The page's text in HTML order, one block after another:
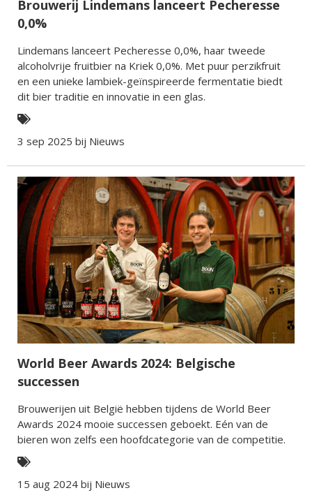
Brouwerij Lindemans lanceert Pecheresse
0,0%
Lindemans lanceert Pecheresse 0,0%, haar tweede
alcoholvrije fruitbier na Kriek 0,0%. Met puur perzikfruit
en een unieke lambiek-geïnspireerde fermentatie biedt
dit bier traditie en innovatie in een glas.
3 sep 2025 bij Nieuws
World Beer Awards 2024: Belgische
successen
Brouwerijen uit België hebben tijdens de World Beer
Awards 2024 mooie successen geboekt. Eén van de
bieren won zelfs een hoofdcategorie van de competitie.
15 aug 2024 bij Nieuws